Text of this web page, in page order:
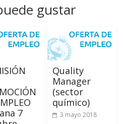
gustar
7
Quality
Manager
(sector
químico)
3 mayo 2018